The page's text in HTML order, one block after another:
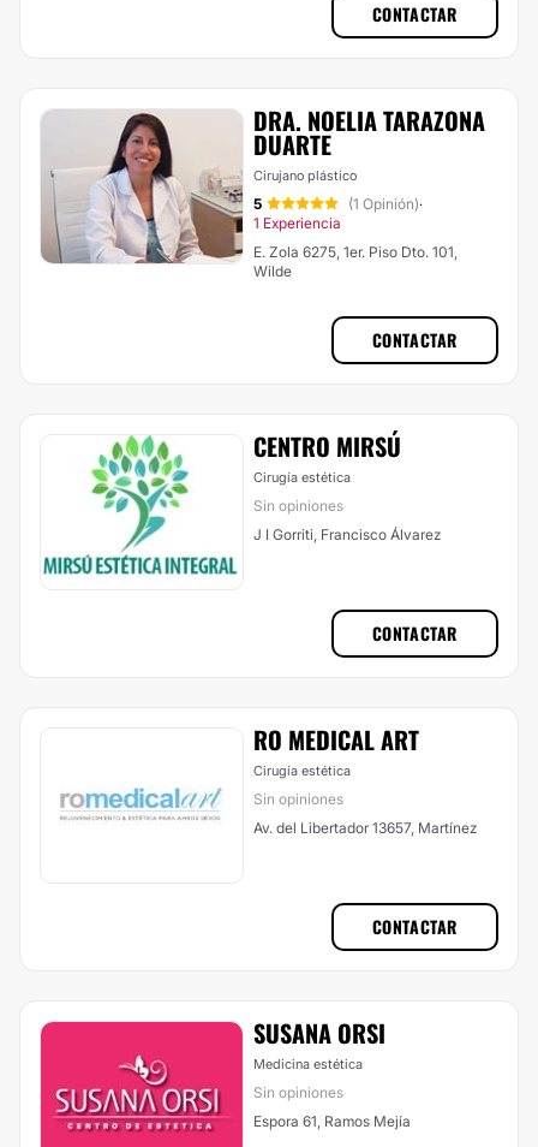
CONTACTAR
DRA. NOELIA TARAZONA
DUARTE
Cirujano plástico
5 (1 Opinión)·
1 Experiencia
E. Zola 6275, 1er. Piso Dto. 101,
Wilde
CONTACTAR
CENTRO MIRSÚ
Cirugía estética
Sin opiniones
J I Gorriti, Francisco Álvarez
CONTACTAR
RO MEDICAL ART
Cirugía estética
Sin opiniones
Av. del Libertador 13657, Martínez
CONTACTAR
SUSANA ORSI
Medicina estética
Sin opiniones
Espora 61, Ramos Mejía